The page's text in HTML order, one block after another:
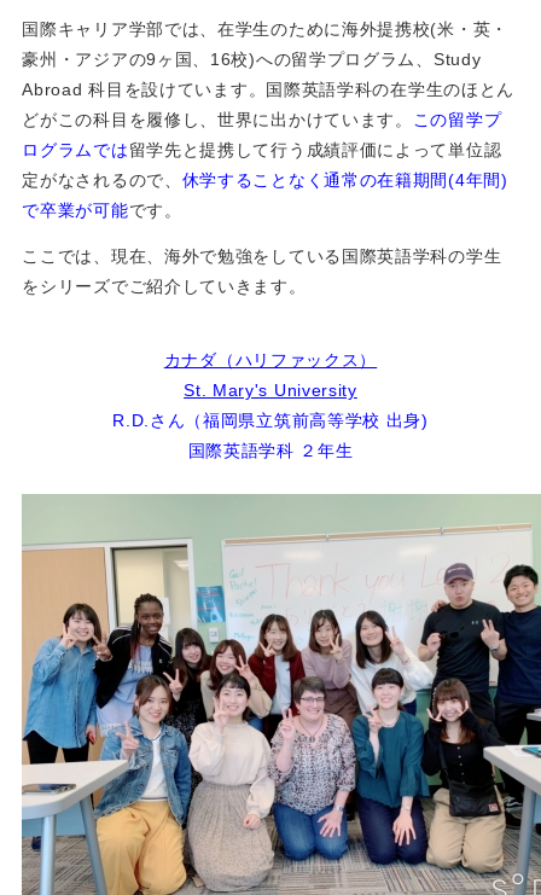
国際キャリア学部では、在学生のために海外提携校(米・英・
豪州・アジアの9ヶ国、16校)への留学プログラム、Study
Abroad 科目を設けています。国際英語学科の在学生のほとん
どがこの科目を履修し、世界に出かけています。
この留学プ
ログラムでは留学先と提携して行う成績評価によって単位認
定がなされるので、 休学することなく通常の在籍期間(4年間)
で卒業が可能です。
ここでは、現在、海外で勉強をしている国際英語学科の学生
をシリーズでご紹介していきます。
カナダ（ハリファックス）
St. Mary's University
R.D.さん（福岡県立筑前高等学校 出身)
国際英語学科 ２年生